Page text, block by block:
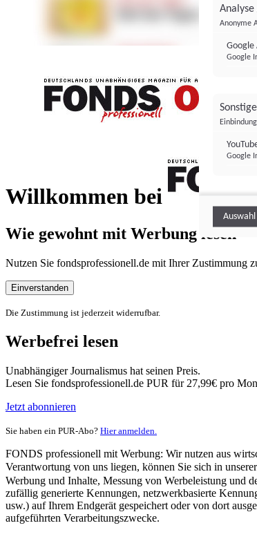
Willkommen bei
FONDS
Wie gewohnt mit Werbung lesen
Nutzen Sie fondsprofessionell.de mit Ihrer Zustimmung
Einverstanden
Die Zustimmung ist jederzeit widerrufbar.
Werbefrei lesen
Unabhängiger Journalismus hat seinen Preis.
Lesen Sie fondsprofessionell.de PUR für 27,99€ pro
Jetzt abonnieren
Sie haben ein PUR-Abo? Hier anmelden.
FONDS professionell mit Werbung: Wir nutzen aus
Verantwortung von uns liegen, können Sie sich in unserer
Werbung und Inhalte, Messung von Werbeleistung und
zufällig generierte Kennungen, netzwerkbasierte
usw.) auf Ihrem Endgerät gespeichert oder von dort
aufgeführten Verarbeitungszwecke.
Anonyme
Google
Google
Google